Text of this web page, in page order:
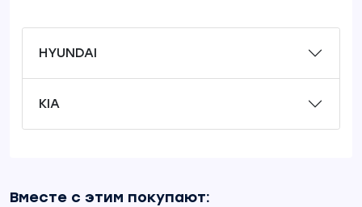
HYUNDAI
KIA
Вместе с этим покупают: